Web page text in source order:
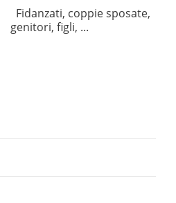
Fidanzati, coppie sposate,
genitori, figli, ...